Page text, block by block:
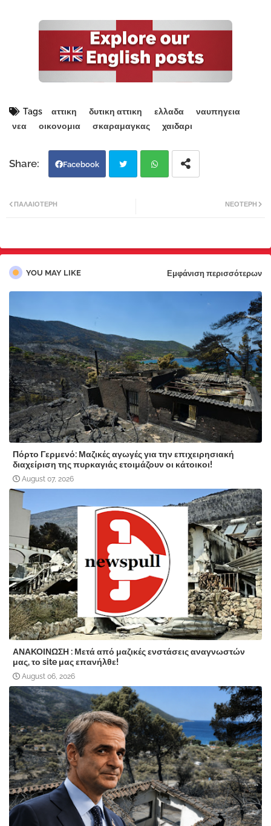
Tags αττικη δυτικη αττικη ελλαδα
ναυπηγεια
νεα
οικονομια σκαραμαγκας χαιδαρι
Facebook
pp
ΝΕΌΤΕΡΗ
ΠΑΛΑΙΌΤΕΡΗ
YOU MAY LIKE Εμφάνιση περισσότερων
Πόρτο Γερμενό: Μαζικές αγωγές για την επιχειρησιακή
διαχείριση της πυρκαγιάς ετοιμάζουν οι κάτοικοι!
August 07, 2026
ΑΝΑΚΟΙΝΩΣΗ : Μετά από μαζικές ενστάσεις αναγνωστών
μας, το site μας επανήλθε!
August 06, 2026